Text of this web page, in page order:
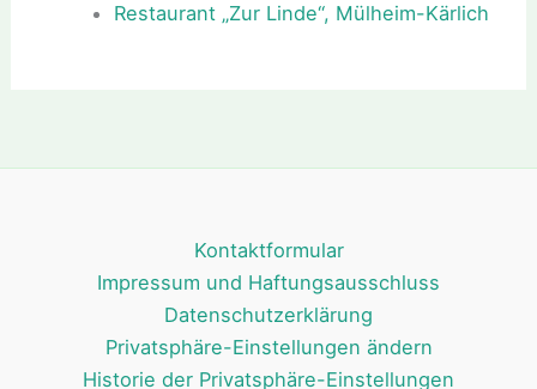
Restaurant „Zur Linde“, Mülheim-Kärlich
Kontaktformular
Impressum und Haftungsausschluss
Datenschutzerklärung
Privatsphäre-Einstellungen ändern
Historie der Privatsphäre-Einstellungen